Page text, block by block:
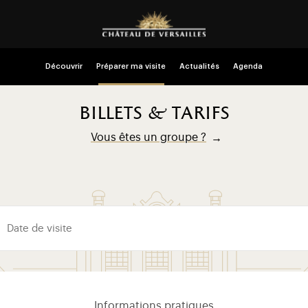
Découvrir Préparer ma visite Actualités Agenda
billets & tarifs
Vous êtes un groupe ?